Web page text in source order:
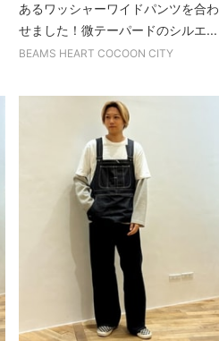
あるワッシャーワイドパンツを合わ
せました！微テーパードのシルエ...
BEAMS HEART COCOON CITY